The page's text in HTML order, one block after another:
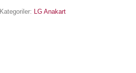
Kategoriler: LG Anakart